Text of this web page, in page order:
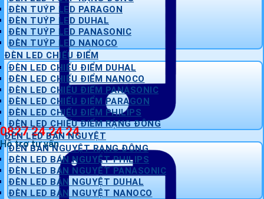
0827 24 24 24
Hỗ trợ tư vấn
ĐÈN TUÝP LED PARAGON
ĐÈN TUÝP LED DUHAL
ĐÈN TUÝP LED PANASONIC
ĐÈN TUÝP LED NANOCO
ĐÈN LED CHIẾU ĐIỂM
ĐÈN LED CHIẾU ĐIỂM DUHAL
ĐÈN LED CHIẾU ĐIỂM NANOCO
ĐÈN LED CHIẾU ĐIỂM PANASONIC
ĐÈN LED CHIẾU ĐIỂM PARAGON
ĐÈN LED CHIẾU ĐIỂM PHILIPS
ĐÈN LED CHIẾU ĐIỂM RẠNG ĐÔNG
ĐÈN LED BÁN NGUYỆT
ĐÈN BÁN NGUYỆT RẠNG ĐÔNG
ĐÈN LED BÁN NGUYỆT PHILIPS
ĐÈN LED BÁN NGUYỆT PANASONIC
ĐÈN LED BÁN NGUYỆT DUHAL
ĐÈN LED BÁN NGUYỆT NANOCO